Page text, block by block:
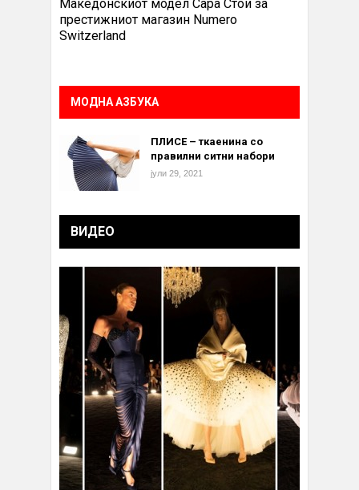
Македонскиот модел Сара Стои за
престижниот магазин Numero
Switzerland
МОДНА АЗБУКА
ПЛИСЕ – ткаенина со
правилни ситни набори
јули 29, 2021
ВИДЕО